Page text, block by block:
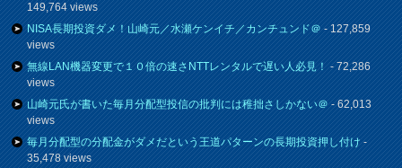
149,764 views
NISA長期投資ダメ！山崎元／水瀬ケンイチ／カンチュンド＠- 127,859
views
無線LAN機器変更で１０倍の速さNTTレンタルで遅い人必見！- 72,286
views
山崎元氏が書いた毎月分配型投信の批判には稚拙さしかない＠- 62,013
views
毎月分配型の分配金がダメだという王道パターンの長期投資押し付け-
35,478 views